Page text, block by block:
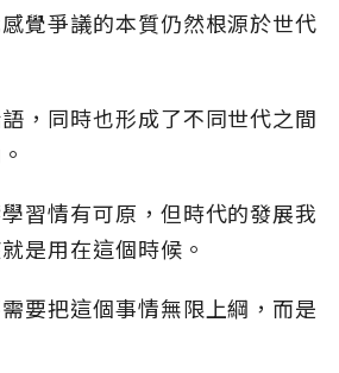
覺爭議的本質仍然根源於世代
，同時也形成了不同世代之間
習情有可原，但時代的發展我
是用在這個時候。
要把這個事情無限上綱，而是